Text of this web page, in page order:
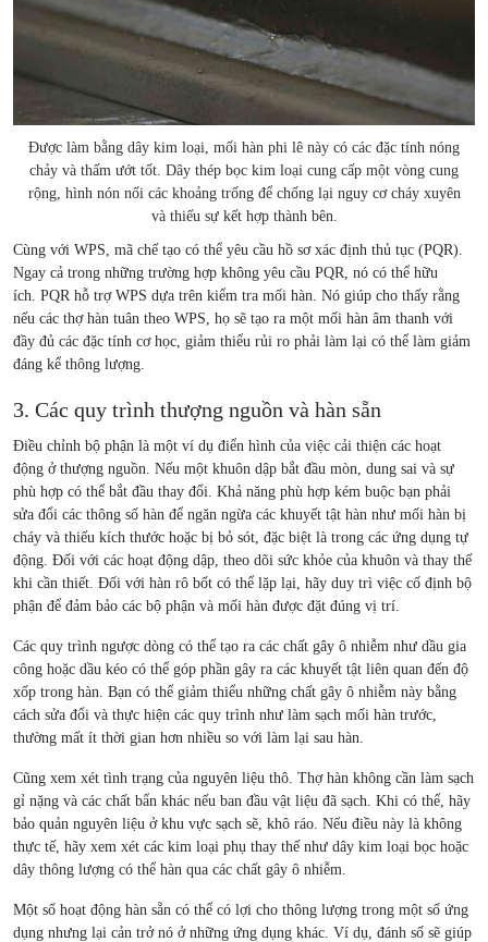
Được làm bằng dây kim loại, mối hàn phi lê này có các đặc tính nóng
chảy và thấm ướt tốt. Dây thép bọc kim loại cung cấp một vòng cung
rộng, hình nón nối các khoảng trống để chống lại nguy cơ cháy xuyên
và thiếu sự kết hợp thành bên.
Cùng với WPS, mã chế tạo có thể yêu cầu hồ sơ xác định thủ tục (PQR).
Ngay cả trong những trường hợp không yêu cầu PQR, nó có thể hữu
ích. PQR hỗ trợ WPS dựa trên kiểm tra mối hàn. Nó giúp cho thấy rằng
nếu các thợ hàn tuân theo WPS, họ sẽ tạo ra một mối hàn âm thanh với
đầy đủ các đặc tính cơ học, giảm thiểu rủi ro phải làm lại có thể làm giảm
đáng kể thông lượng.
3. Các quy trình thượng nguồn và hàn sẵn
Điều chỉnh bộ phận là một ví dụ điển hình của việc cải thiện các hoạt
động ở thượng nguồn. Nếu một khuôn dập bắt đầu mòn, dung sai và sự
phù hợp có thể bắt đầu thay đổi. Khả năng phù hợp kém buộc bạn phải
sửa đổi các thông số hàn để ngăn ngừa các khuyết tật hàn như mối hàn bị
cháy và thiếu kích thước hoặc bị bỏ sót, đặc biệt là trong các ứng dụng tự
động. Đối với các hoạt động dập, theo dõi sức khỏe của khuôn và thay thế
khi cần thiết. Đối với hàn rô bốt có thể lặp lại, hãy duy trì việc cố định bộ
phận để đảm bảo các bộ phận và mối hàn được đặt đúng vị trí.
Các quy trình ngược dòng có thể tạo ra các chất gây ô nhiễm như dầu gia
công hoặc dầu kéo có thể góp phần gây ra các khuyết tật liên quan đến độ
xốp trong hàn. Bạn có thể giảm thiểu những chất gây ô nhiễm này bằng
cách sửa đổi và thực hiện các quy trình như làm sạch mối hàn trước,
thường mất ít thời gian hơn nhiều so với làm lại sau hàn.
Cũng xem xét tình trạng của nguyên liệu thô. Thợ hàn không cần làm sạch
gỉ nặng và các chất bẩn khác nếu ban đầu vật liệu đã sạch. Khi có thể, hãy
bảo quản nguyên liệu ở khu vực sạch sẽ, khô ráo. Nếu điều này là không
thực tế, hãy xem xét các kim loại phụ thay thế như dây kim loại bọc hoặc
dây thông lượng có thể hàn qua các chất gây ô nhiễm.
Một số hoạt động hàn sẵn có thể có lợi cho thông lượng trong một số ứng
dụng nhưng lại cản trở nó ở những ứng dụng khác. Ví dụ, đánh số sẽ giúp